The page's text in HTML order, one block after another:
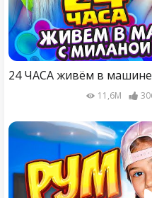
24 ЧАСА живём в
11,6M